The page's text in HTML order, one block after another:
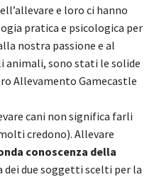
e loro ci hanno
pratica e psicologica per
nostra passione e al
animali, sono stati le solide
Allevamento Gamecastle
cani non significa farli
credono). Allevare
conoscenza della
dei due soggetti scelti per la